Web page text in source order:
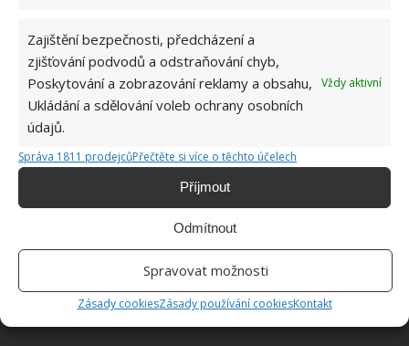
Zajištění bezpečnosti, předcházení a
zjišťování podvodů a odstraňování chyb,
Poskytování a zobrazování reklamy a obsahu,
Ukládání a sdělování voleb ochrany osobních
údajů.
Vždy aktivní
Správa 1811 prodejcůPřečtěte si více o těchto účelech
Příjmout
Odmítnout
Spravovat možnosti
Zásady cookiesZásady používání cookiesKontakt
Tyto rostliny odpuzují klíšťata. Ujistěte se, že je
máte na zahrádce
7.8.2026
Pokojové rostliny pro začátečníky, které jsou
Využití dešťové vody v domácnosti: Tři
způsoby, jak její měkkost promění váš úklid
7.8.2026